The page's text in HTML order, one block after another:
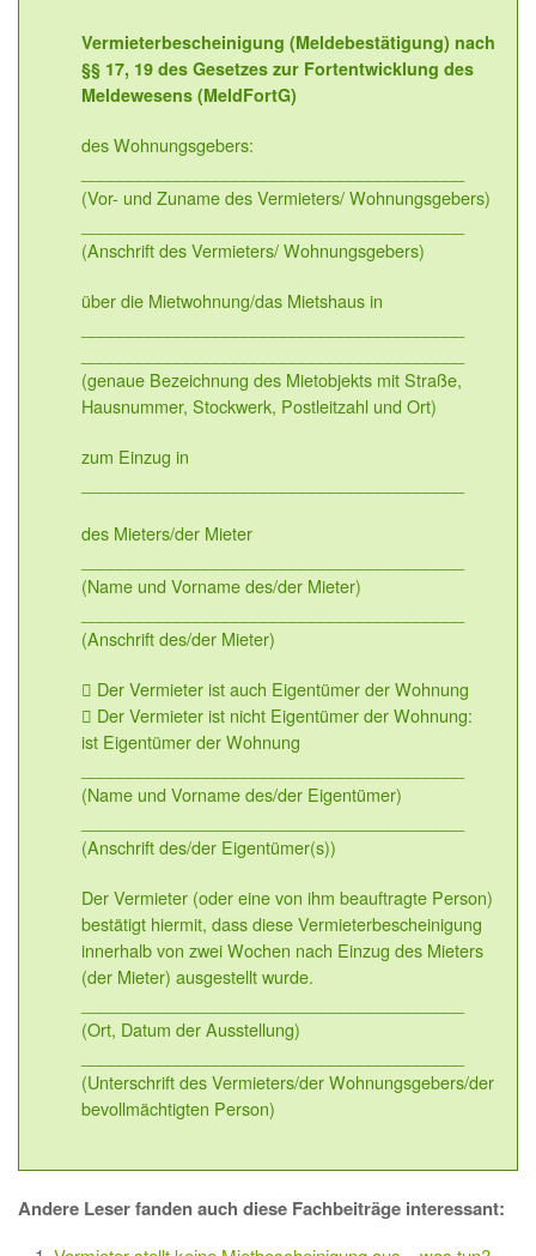
Vermieterbescheinigung (Meldebestätigung) nach
§§ 17, 19 des Gesetzes zur Fortentwicklung des
Meldewesens (MeldFortG)
des Wohnungsgebers:
(Vor- und Zuname des Vermieters/ Wohnungsgebers)
(Anschrift des Vermieters/ Wohnungsgebers)
über die Mietwohnung/das Mietshaus in
(genaue Bezeichnung des Mietobjekts mit Straße,
Hausnummer, Stockwerk, Postleitzahl und Ort)
zum Einzug in
des Mieters/der Mieter
(Name und Vorname des/der Mieter)
(Anschrift des/der Mieter)
 Der Vermieter ist auch Eigentümer der Wohnung
 Der Vermieter ist nicht Eigentümer der Wohnung:
ist Eigentümer der Wohnung
(Name und Vorname des/der Eigentümer)
(Anschrift des/der Eigentümer(s))
Der Vermieter (oder eine von ihm beauftragte Person)
bestätigt hiermit, dass diese Vermieterbescheinigung
innerhalb von zwei Wochen nach Einzug des Mieters
(der Mieter) ausgestellt wurde.
(Ort, Datum der Ausstellung)
(Unterschrift des Vermieters/der Wohnungsgebers/der
bevollmächtigten Person)
Andere Leser fanden auch diese Fachbeiträge interessant: